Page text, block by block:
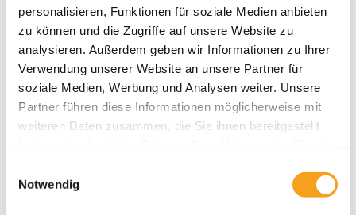
personalisieren, Funktionen für soziale Medien anbieten
zu können und die Zugriffe auf unsere Website zu
analysieren. Außerdem geben wir Informationen zu Ihrer
Verwendung unserer Website an unsere Partner für
soziale Medien, Werbung und Analysen weiter. Unsere
Partner führen diese Informationen möglicherweise mit
weiteren Daten zusammen, die Sie ihnen bereitgestellt
Notwendig
Aufsichtsbehörde: BH Neusiedl am See
Gewerbeordnung
Anwendbare gewerbe- oder berufsrechtliche Vorschriften:
Gewerbeordnung 1994, abrufbar unter http://www.ris.bka.gv.at
Realisation
iWelt GmbH + Co. KG -